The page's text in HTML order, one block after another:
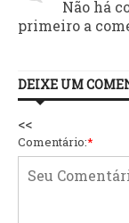
Não há
primeiro a
DEIXE UM
<<
Comentário:*